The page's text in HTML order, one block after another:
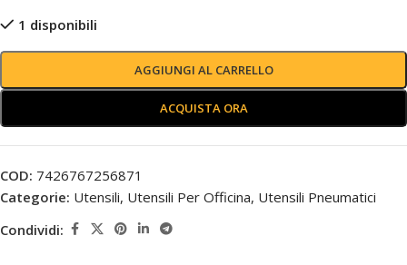
1 disponibili
AGGIUNGI AL CARRELLO
ACQUISTA ORA
COD: 7426767256871
Categorie: Utensili, Utensili Per Officina, Utensili Pneumatici
Condividi: